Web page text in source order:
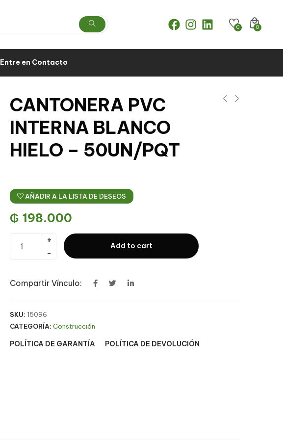
0
0
Entre en Contacto
CANTONERA PVC
INTERNA BLANCO
HIELO – 50UN/PQT
AÑADIR A LA LISTA DE DESEOS
₲ 198.000
Add to cart
Compartir Vínculo:
SKU: 15096
CATEGORÍA: Construcción
POLÍTICA DE GARANTÍA POLÍTICA DE DEVOLUCIÓN